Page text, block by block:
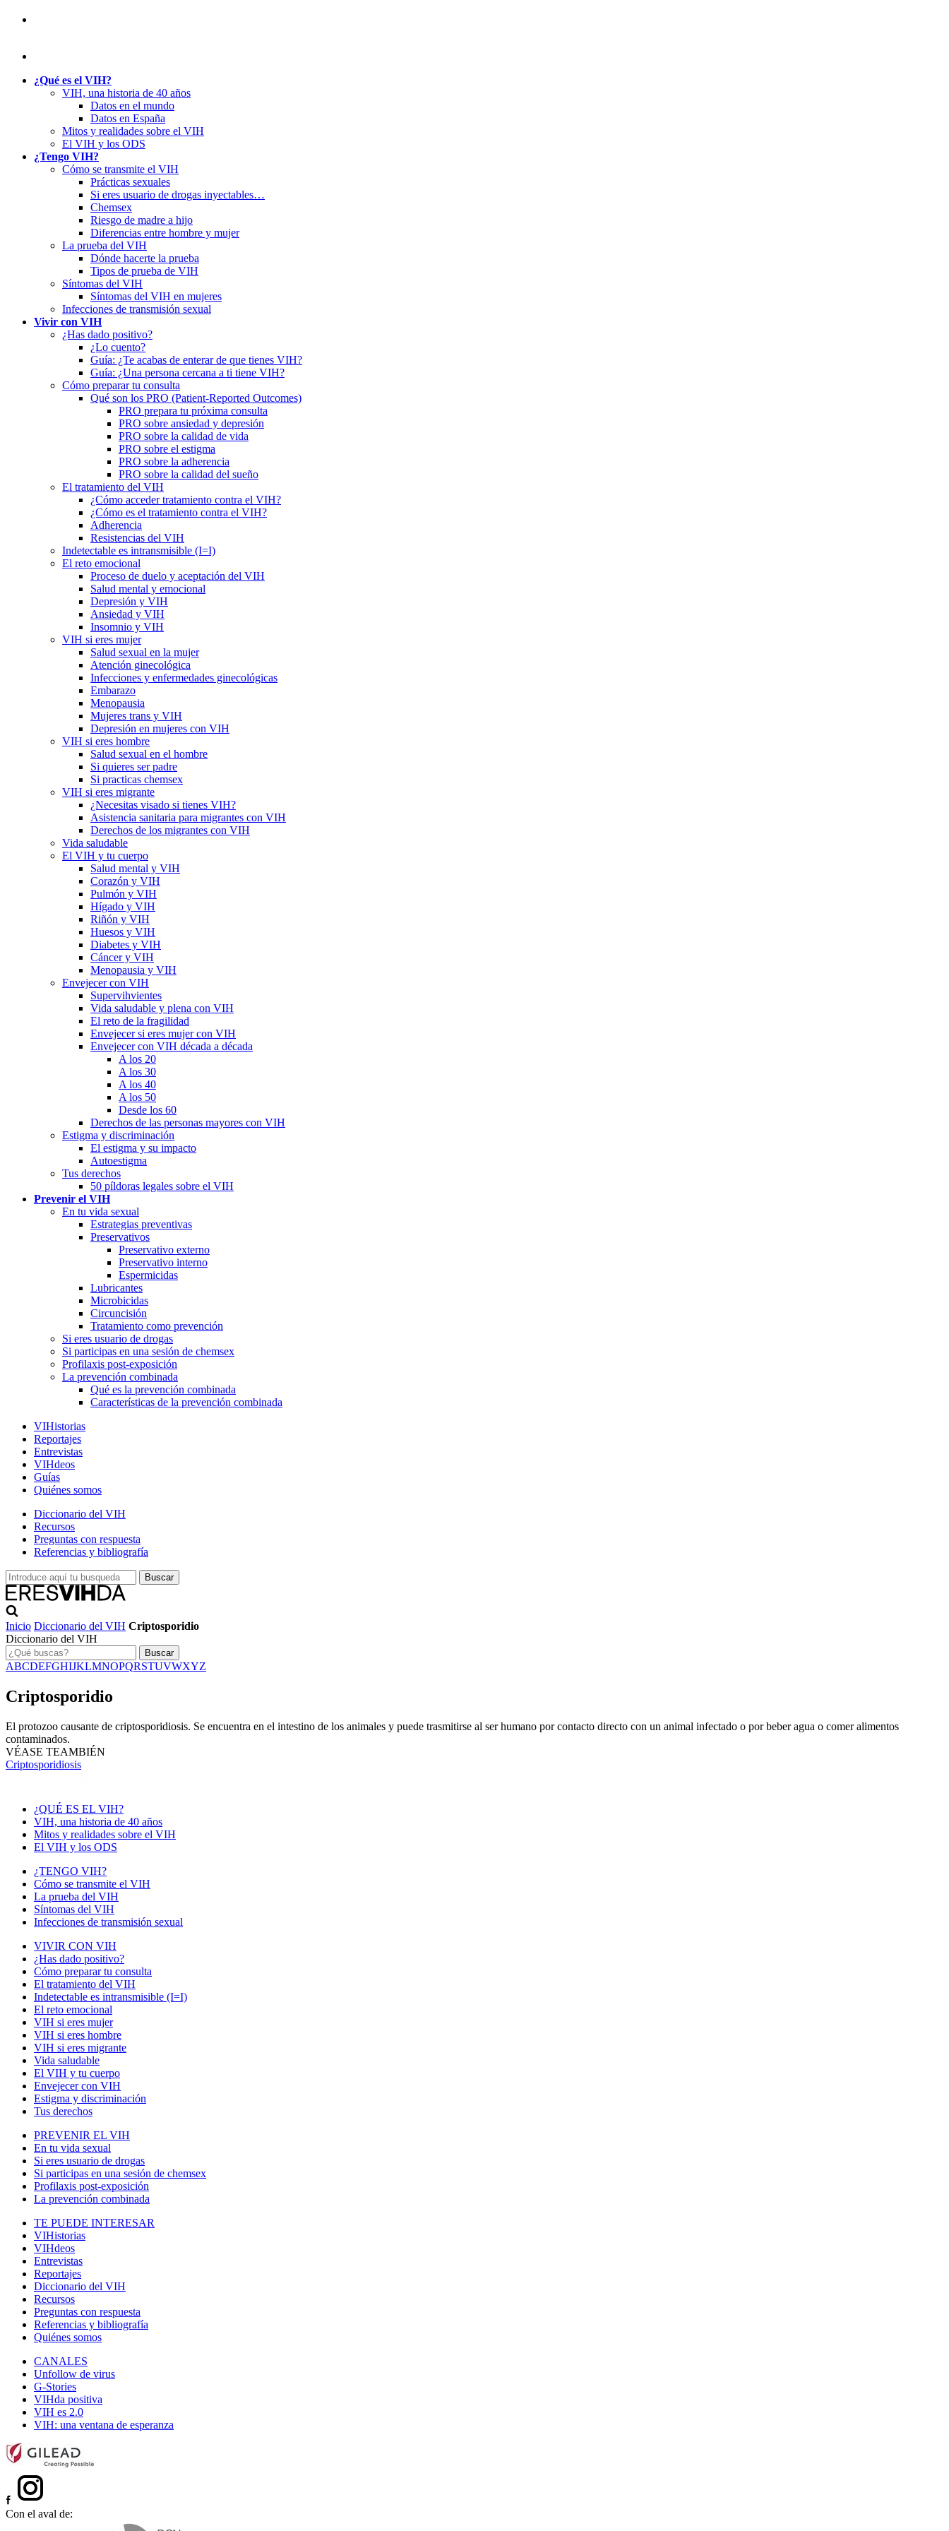
¿Qué es el VIH?
VIH, una historia de 40 años
Datos en el mundo
Datos en España
Mitos y realidades sobre el VIH
El VIH y los ODS
¿Tengo VIH?
Cómo se transmite el VIH
Prácticas sexuales
Si eres usuario de drogas inyectables…
Chemsex
Riesgo de madre a hijo
Diferencias entre hombre y mujer
La prueba del VIH
Dónde hacerte la prueba
Tipos de prueba de VIH
Síntomas del VIH
Síntomas del VIH en mujeres
Infecciones de transmisión sexual
Vivir con VIH
¿Has dado positivo?
¿Lo cuento?
Guía: ¿Te acabas de enterar de que tienes VIH?
Guía: ¿Una persona cercana a ti tiene VIH?
Cómo preparar tu consulta
Qué son los PRO (Patient-Reported Outcomes)
PRO prepara tu próxima consulta
PRO sobre ansiedad y depresión
PRO sobre la calidad de vida
PRO sobre el estigma
PRO sobre la adherencia
PRO sobre la calidad del sueño
El tratamiento del VIH
¿Cómo acceder tratamiento contra el VIH?
¿Cómo es el tratamiento contra el VIH?
Adherencia
Resistencias del VIH
Indetectable es intransmisible (I=I)
El reto emocional
Proceso de duelo y aceptación del VIH
Salud mental y emocional
Depresión y VIH
Ansiedad y VIH
Insomnio y VIH
VIH si eres mujer
Salud sexual en la mujer
Atención ginecológica
Infecciones y enfermedades ginecológicas
Embarazo
Menopausia
Mujeres trans y VIH
Depresión en mujeres con VIH
VIH si eres hombre
Salud sexual en el hombre
Si quieres ser padre
Si practicas chemsex
VIH si eres migrante
¿Necesitas visado si tienes VIH?
Asistencia sanitaria para migrantes con VIH
Derechos de los migrantes con VIH
Vida saludable
El VIH y tu cuerpo
Salud mental y VIH
Corazón y VIH
Pulmón y VIH
Hígado y VIH
Riñón y VIH
Huesos y VIH
Diabetes y VIH
Cáncer y VIH
Menopausia y VIH
Envejecer con VIH
Supervihvientes
Vida saludable y plena con VIH
El reto de la fragilidad
Envejecer si eres mujer con VIH
Envejecer con VIH década a década
A los 20
A los 30
A los 40
A los 50
Desde los 60
Derechos de las personas mayores con VIH
Estigma y discriminación
El estigma y su impacto
Autoestigma
Tus derechos
50 píldoras legales sobre el VIH
Prevenir el VIH
En tu vida sexual
Estrategias preventivas
Preservativos
Preservativo externo
Preservativo interno
Espermicidas
Lubricantes
Microbicidas
Circuncisión
Tratamiento como prevención
Si eres usuario de drogas
Si participas en una sesión de chemsex
Profilaxis post-exposición
La prevención combinada
Qué es la prevención combinada
Características de la prevención combinada
VIHistorias
Reportajes
Entrevistas
VIHdeos
Guías
Quiénes somos
Diccionario del VIH
Recursos
Preguntas con respuesta
Referencias y bibliografía
Inicio Diccionario del VIH Criptosporidio
Diccionario del VIH
Buscar
ABCDEFGHIJKLMNOPQRSTUVWXYZ
Criptosporidio
El protozoo causante de criptosporidiosis. Se encuentra en el intestino de los animales y puede trasmitirse al ser humano por contacto directo con un animal infectado o por beber agua o comer alimentos
contaminados.
VÉASE TEAMBIÉN
Criptosporidiosis
¿QUÉ ES EL VIH?
VIH, una historia de 40 años
Mitos y realidades sobre el VIH
El VIH y los ODS
¿TENGO VIH?
Cómo se transmite el VIH
La prueba del VIH
Síntomas del VIH
Infecciones de transmisión sexual
VIVIR CON VIH
¿Has dado positivo?
Cómo preparar tu consulta
El tratamiento del VIH
Indetectable es intransmisible (I=I)
El reto emocional
VIH si eres mujer
VIH si eres hombre
VIH si eres migrante
Vida saludable
El VIH y tu cuerpo
Envejecer con VIH
Estigma y discriminación
Tus derechos
PREVENIR EL VIH
En tu vida sexual
Si eres usuario de drogas
Si participas en una sesión de chemsex
Profilaxis post-exposición
La prevención combinada
TE PUEDE INTERESAR
VIHistorias
VIHdeos
Entrevistas
Reportajes
Diccionario del VIH
Recursos
Preguntas con respuesta
Referencias y bibliografía
Quiénes somos
CANALES
Unfollow de virus
G-Stories
VIHda positiva
VIH es 2.0
VIH: una ventana de esperanza
Con el aval de: